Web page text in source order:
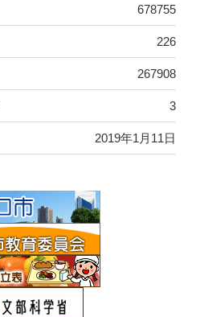
678755
226
267908
3
2019年1月11日